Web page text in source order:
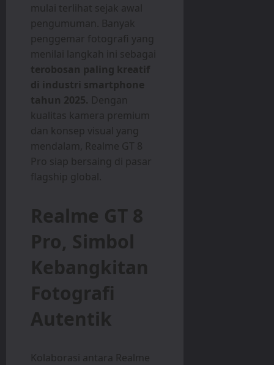
mulai terlihat sejak awal
pengumuman. Banyak
penggemar fotografi yang
menilai langkah ini sebagai
terobosan paling kreatif
di industri smartphone
tahun 2025. Dengan
kualitas kamera premium
dan konsep visual yang
mendalam, Realme GT 8
Pro siap bersaing di pasar
flagship global.
Realme GT 8
Pro, Simbol
Kebangkitan
Fotografi
Autentik
Kolaborasi antara Realme